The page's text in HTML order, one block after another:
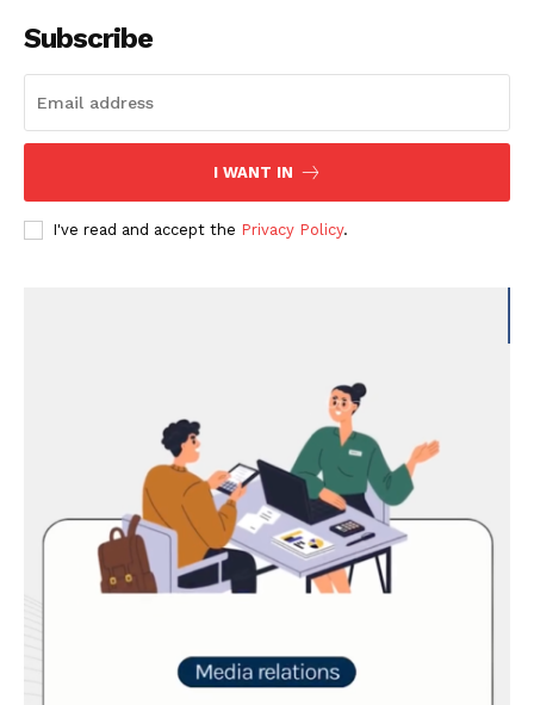
Subscribe
I WANT IN
I've read and accept the Privacy Policy.